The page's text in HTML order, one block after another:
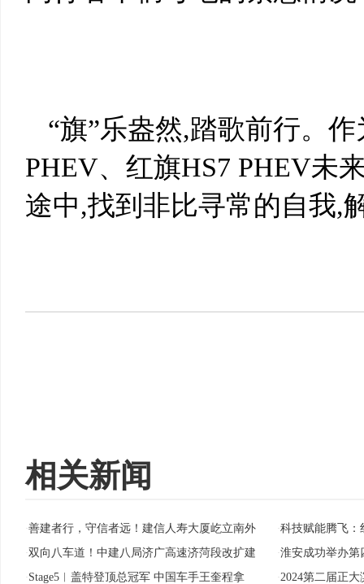
“旗”乐盎然,踏歌前行。
PHEV、红旗HS7 PHEV未
途中,找到非比寻常的自我,
相关新闻
·善建者行，守信者远！建信人寿大厦屹立南外 ·科技赋能腾飞：
·双向八车道！中建八局济广高速济菏段改扩建 ·淮安成功举办第
·Stage5︱盖特登顶总冠军 中国车手王奎程拿 ·2024第二届正